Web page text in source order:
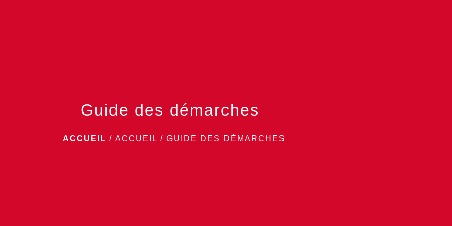
Guide des démarches
ACCUEIL / ACCUEIL / GUIDE DES DÉMARCHES